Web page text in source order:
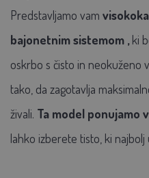
Predstavljamo vam
bajonetnim sistemom , ki
oskrbo s čisto in neokuženo
tako, da zagotavlja
živali. Ta model ponujamo
lahko izberete tisto, ki